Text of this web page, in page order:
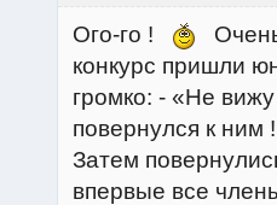
Ого-го !
конкурс пришли
громко: - «Не
повернулся к
Затем
впервые все